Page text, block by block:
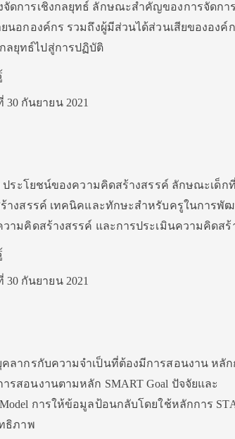
ดการเชิงกลยุทธ์ ลักษณะสำคัญของการจัดกา
อกองค์กร รวมถึงผู้มีส่วนได้ส่วนเสียขององค์
ลยุทธ์ไปสู่การปฏิบัติ
30 กันยายน 2021
ระโยชน์ของความคิดสร้างสรรค์ ลักษณะเด็ก
างสรรค์ เทคนิคและทักษะสำหรับครูในการพั
ามคิดสร้างสรรค์ และการประเมินความคิดสร้
30 กันยายน 2021
ลากรกับความจำเป็นที่ต้องมีการสอนงาน หลัก
สอนงานตามหลัก SMART Goal ปัจจัยและ
การให้ข้อมูลป้อนกลับโดยใช้หลักการ
ธิภาพ